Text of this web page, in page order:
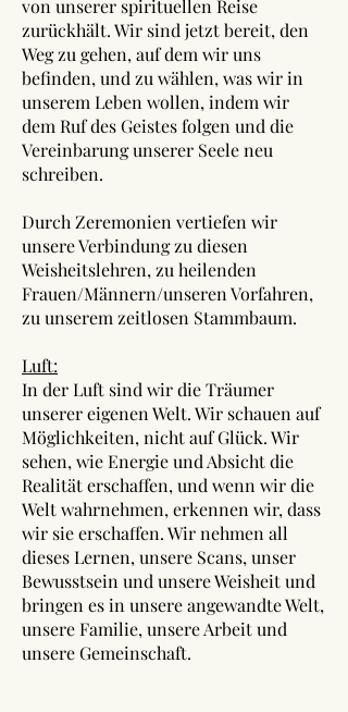
von unserer spirituellen Reise
zurückhält. Wir sind jetzt bereit, den
Weg zu gehen, auf dem wir uns
befinden, und zu wählen, was wir in
unserem Leben wollen, indem wir
dem Ruf des Geistes folgen und die
Vereinbarung unserer Seele neu
schreiben.
Durch Zeremonien vertiefen wir
unsere Verbindung zu diesen
Weisheitslehren, zu heilenden
Frauen/Männern/unseren Vorfahren,
zu unserem zeitlosen Stammbaum.
Luft:
In der Luft sind wir die Träumer
unserer eigenen Welt. Wir schauen auf
Möglichkeiten, nicht auf Glück. Wir
sehen, wie Energie und Absicht die
Realität erschaffen, und wenn wir die
Welt wahrnehmen, erkennen wir, dass
wir sie erschaffen. Wir nehmen all
dieses Lernen, unsere Scans, unser
Bewusstsein und unsere Weisheit und
bringen es in unsere angewandte Welt,
unsere Familie, unsere Arbeit und
unsere Gemeinschaft.